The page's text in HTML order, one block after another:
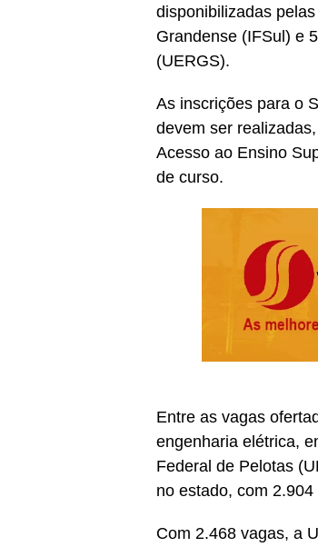
disponibilizadas
Grandense (IFSul) e
(UERGS).
As inscrições para o
devem ser
Acesso ao Ensino
de curso.
Entre as vagas
engenharia elétrica,
Federal de Pelotas
no estado, com
Com 2.468 vagas, a